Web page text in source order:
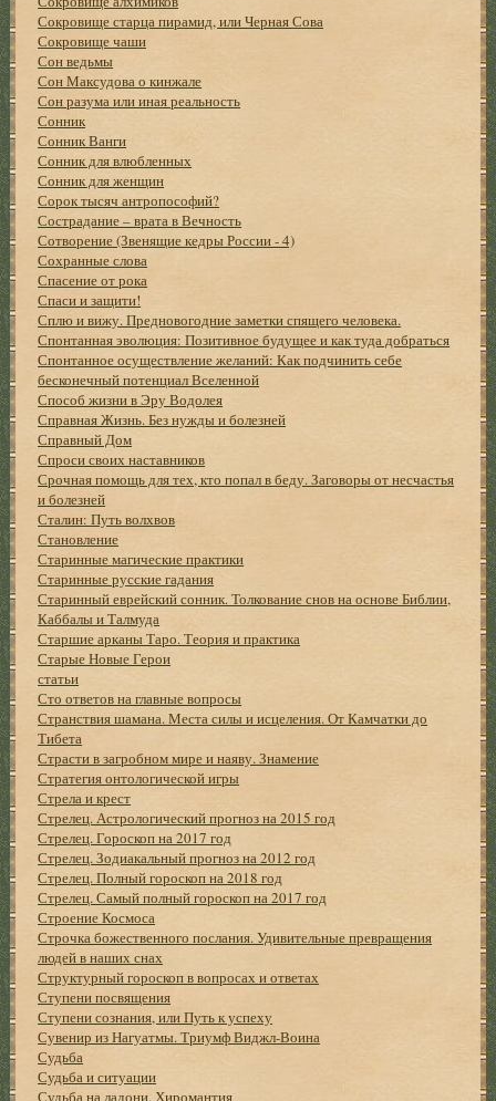
Сокровище старца пирамид, или Черная Сова
Сокровище чаши
Сон ведьмы
Сон Максудова о кинжале
Сон разума или иная реальность
Сонник
Сонник Ванги
Сонник для влюбленных
Сонник для женщин
Сорок тысяч антропософий?
Сострадание – врата в Вечность
Сотворение (Звенящие кедры России - 4)
Сохранные слова
Спасение от рока
Спаси и защити!
Сплю и вижу. Предновогодние заметки спящего человека.
Спонтанная эволюция: Позитивное будущее и как туда добраться
Спонтанное осуществление желаний: Как подчинить себе
бесконечный потенциал Вселенной
Способ жизни в Эру Водолея
Справная Жизнь. Без нужды и болезней
Справный Дом
Спроси своих наставников
Срочная помощь для тех, кто попал в беду. Заговоры от несчастья
и болезней
Сталин: Путь волхвов
Становление
Старинные магические практики
Старинные русские гадания
Старинный еврейский сонник. Толкование снов на основе Библии,
Каббалы и Талмуда
Старшие арканы Таро. Теория и практика
Старые Новые Герои
статьи
Сто ответов на главные вопросы
Странствия шамана. Места силы и исцеления. От Камчатки до
Тибета
Страсти в загробном мире и наяву. Знамение
Стратегия онтологической игры
Стрела и крест
Стрелец. Астрологический прогноз на 2015 год
Стрелец. Гороскоп на 2017 год
Стрелец. Зодиакальный прогноз на 2012 год
Стрелец. Полный гороскоп на 2018 год
Стрелец. Самый полный гороскоп на 2017 год
Строение Космоса
Строчка божественного послания. Удивительные превращения
людей в наших снах
Структурный гороскоп в вопросах и ответах
Ступени посвящения
Ступени сознания, или Путь к успеху
Сувенир из Нагуатмы. Триумф Виджл-Воина
Судьба
Судьба и ситуации
Судьба на ладони. Хиромантия